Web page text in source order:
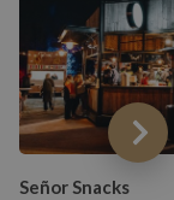
Señor Snacks